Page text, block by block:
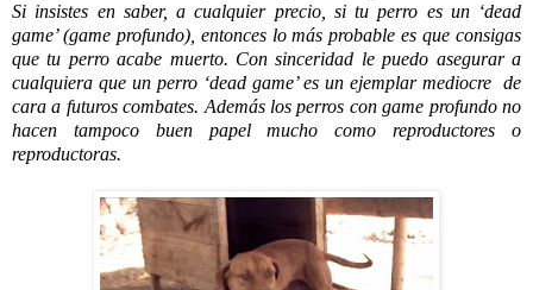
Si insistes en saber, a cualquier precio, si tu perro es un ‘dead
game’ (game profundo), entonces lo más probable es que consigas
que tu perro acabe muerto. Con sinceridad le puedo asegurar a
cualquiera que un perro ‘dead game’ es un ejemplar mediocre de
cara a futuros combates. Además los perros con game profundo no
hacen tampoco buen papel mucho como reproductores o
reproductoras.